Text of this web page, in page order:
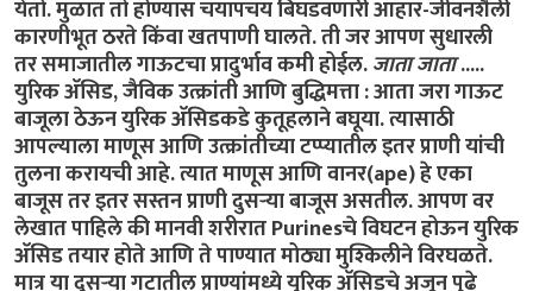
येतो. मुळात तो होण्यास चयापचय बिघडवणारी आहार-जीवनशैली
कारणीभूत ठरते किंवा खतपाणी घालते. ती जर आपण सुधारली
तर समाजातील गाऊटचा प्रादुर्भाव कमी होईल.जाता जाता.....
युरिक अ‍ॅसिड, जैविक उत्क्रांती आणि बुद्धिमत्ता :आता जरा गाऊट
बाजूला ठेऊन युरिक अ‍ॅसिडकडे कुतूहलाने बघूया. त्यासाठी
आपल्याला माणूस आणि उत्क्रांतीच्या टप्प्यातील इतर प्राणी यांची
तुलना करायची आहे. त्यात माणूस आणि वानर(ape) हे एका
बाजूस तर इतर सस्तन प्राणी दुसऱ्या बाजूस असतील. आपण वर
लेखात पाहिले की मानवी शरीरात Purinesचे विघटन होऊन युरिक
अ‍ॅसिड तयार होते आणि ते पाण्यात मोठ्या मुश्किलीने विरघळते.
मात्र या दुसऱ्या गटातील प्राण्यांमध्ये युरिक अ‍ॅसिडचे अजून पुढे